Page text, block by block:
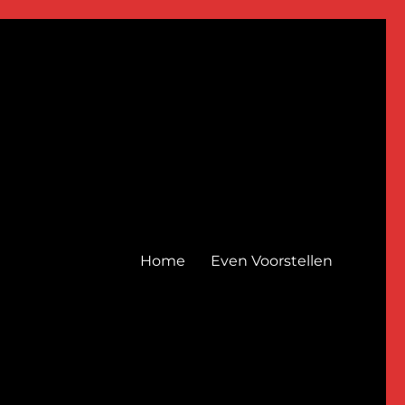
Home Even Voorstellen